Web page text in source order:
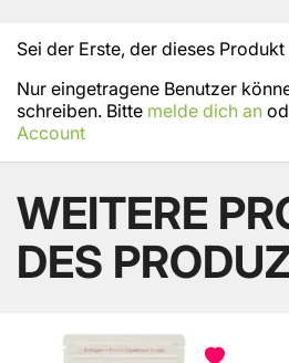
Sei der Erste, der dieses
Nur eingetragene Benutzer
schreiben. Bitte melde dich an
Account
WEITERE
DES